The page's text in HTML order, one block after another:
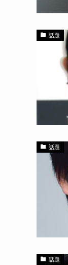
話題
話題
話題